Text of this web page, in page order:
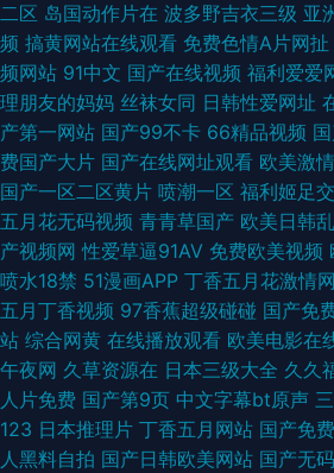
二区 岛国动作片在 波多野吉衣三级 亚
频 搞黄网站在线观看 免费色情A片网扯
频网站 91中文 国产在线视频 福利爱爱
理朋友的妈妈 丝袜女同 日韩性爱网址
产第一网站 国产99不卡 66精品视频
费国产大片 国产在线网址观看 欧美激
国产一区二区黄片 喷潮一区 福利姬足
五月花无码视频 青青草国产 欧美日韩乱
产视频网 性爱草逼91AV 免费欧美视频
喷水18禁 51漫画APP 丁香五月花激情网
五月丁香视频 97香蕉超级碰碰 国产免
站 综合网黄 在线播放观看 欧美电影在
午夜网 久草资源在 日本三级大全 久久
人片免费 国产第9页 中文字幕bt原声
123 日本推理片 丁香五月网站 国产免
人黑料自拍 国产日韩欧美网站 国产无